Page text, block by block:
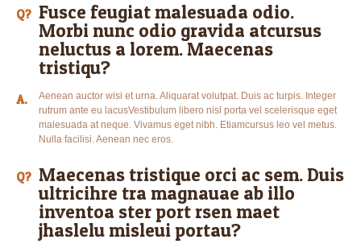
Q? Fusce feugiat malesuada odio.
Morbi nunc odio gravida atcursus
neluctus a lorem. Maecenas
tristiqu?
A.
Aenean auctor wisi et urna. Aliquarat volutpat. Duis ac turpis. Integer
rutrum ante eu lacusVestibulum libero nisl porta vel scelerisque eget
malesuada at neque. Vivamus eget nibh. Etiamcursus leo vel metus.
Nulla facilisi. Aenean nec eros.
Q? Maecenas tristique orci ac sem. Duis
ultricihre tra magnauae ab illo
inventoa ster port rsen maet
jhaslelu misleui portau?